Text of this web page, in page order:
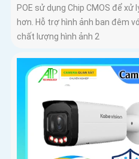
POE sử dụng Chip CMOS để
hơn. Hỗ trợ hình ảnh ban đêm
chất lượng hình ảnh 2